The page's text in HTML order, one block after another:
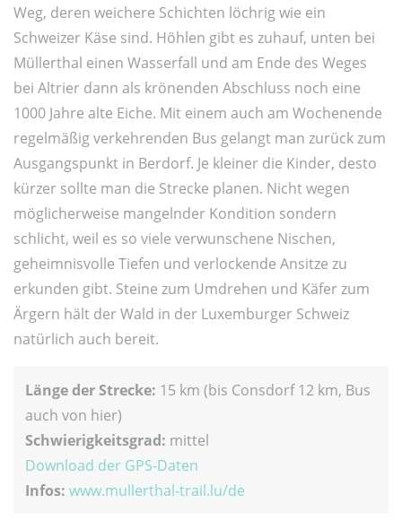
Weg, deren weichere Schichten löchrig wie ein
Schweizer Käse sind. Höhlen gibt es zuhauf, unten bei
Müllerthal einen Wasserfall und am Ende des Weges
bei Altrier dann als krönenden Abschluss noch eine
1000 Jahre alte Eiche. Mit einem auch am Wochenende
regelmäßig verkehrenden Bus gelangt man zurück zum
Ausgangspunkt in Berdorf. Je kleiner die Kinder, desto
kürzer sollte man die Strecke planen. Nicht wegen
möglicherweise mangelnder Kondition sondern
schlicht, weil es so viele verwunschene Nischen,
geheimnisvolle Tiefen und verlockende Ansitze zu
erkunden gibt. Steine zum Umdrehen und Käfer zum
Ärgern hält der Wald in der Luxemburger Schweiz
natürlich auch bereit.
Länge der Strecke: 15 km (bis Consdorf 12 km, Bus
auch von hier)
Schwierigkeitsgrad: mittel
Download der GPS-Daten
Infos: www.mullerthal-trail.lu/de